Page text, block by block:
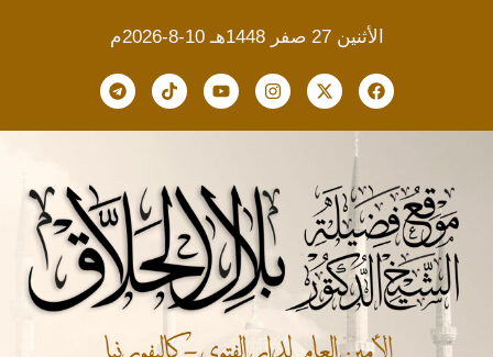
الأثنين 27 صفر 1448هـ 10-8-2026م